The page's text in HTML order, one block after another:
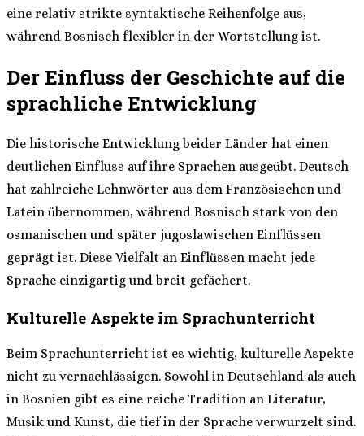
eine relativ strikte syntaktische Reihenfolge aus,
während Bosnisch flexibler in der Wortstellung ist.
Der Einfluss der Geschichte auf die
sprachliche Entwicklung
Die historische Entwicklung beider Länder hat einen
deutlichen Einfluss auf ihre Sprachen ausgeübt. Deutsch
hat zahlreiche Lehnwörter aus dem Französischen und
Latein übernommen, während Bosnisch stark von den
osmanischen und später jugoslawischen Einflüssen
geprägt ist. Diese Vielfalt an Einflüssen macht jede
Sprache einzigartig und breit gefächert.
Kulturelle Aspekte im Sprachunterricht
Beim Sprachunterricht ist es wichtig, kulturelle Aspekte
nicht zu vernachlässigen. Sowohl in Deutschland als auch
in Bosnien gibt es eine reiche Tradition an Literatur,
Musik und Kunst, die tief in der Sprache verwurzelt sind.